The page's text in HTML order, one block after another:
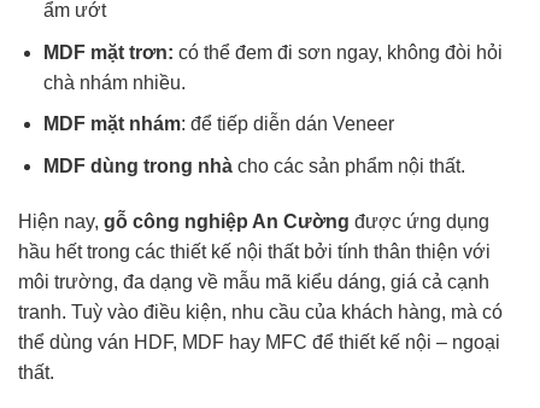
ẩm ướt
MDF mặt trơn: có thể đem đi sơn ngay, không đòi hỏi
chà nhám nhiều.
MDF mặt nhám: để tiếp diễn dán Veneer
MDF dùng trong nhàcho các sản phẩm nội thất.
Hiện nay, gỗ công nghiệp An Cường được ứng dụng
hầu hết trong các thiết kế nội thất bởi tính thân thiện với
môi trường, đa dạng về mẫu mã kiểu dáng, giá cả cạnh
tranh. Tuỳ vào điều kiện, nhu cầu của khách hàng, mà có
thể dùng ván HDF, MDF hay MFC để thiết kế nội – ngoại
thất.